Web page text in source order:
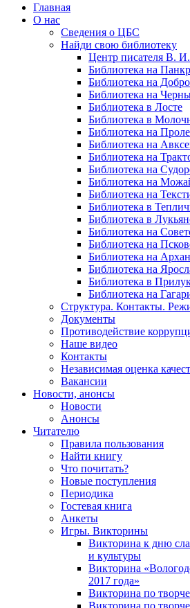
Главная
О нас
Сведения о ЦБС
Найди свою библиотеку
Центр писателя В.
Библиотека на
Библиотека на
Библиотека на
Библиотека в Лосте
Библиотека в
Библиотека на
Библиотека на
Библиотека на
Библиотека на
Библиотека на
Библиотека на
Библиотека в
Библиотека в
Библиотека на
Библиотека на
Библиотека на
Библиотека на
Библиотека в
Библиотека на
Структура. Контакты.
Документы
Противодействие
Наше видео
Контакты
Независимая оценка
Вакансии
Новости, анонсы
Новости
Анонсы
Читателю
Правила пользования
Найти книгу
Что почитать?
Новые поступления
Периодика
Гостевая книга
Анкеты
Игры. Викторины
Викторина к дню
и культуры
Викторина
2017 года»
Викторина по
Викторина по